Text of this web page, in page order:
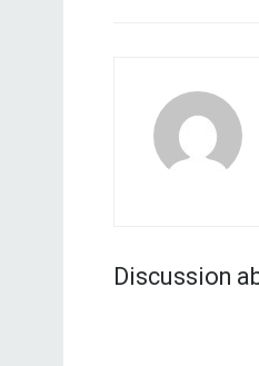
Discussion